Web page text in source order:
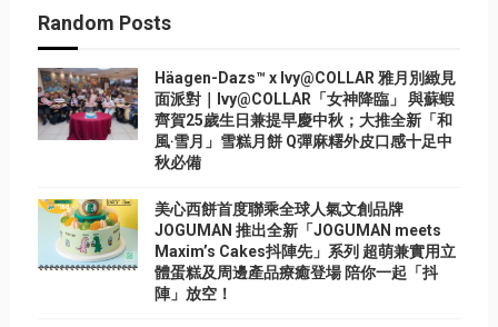
Random Posts
Häagen-Dazs™ x Ivy@COLLAR 雅月別緻見
面派對｜Ivy@COLLAR「女神降臨」 與蘇蝦
齊賀25歲生日兼提早慶中秋；大推全新「和
風‧雪月」雪糕月餅 Q彈麻糬外皮口感十足中
秋必備
美心西餅首度聯乘全球人氣文創品牌
JOGUMAN 推出全新「JOGUMAN meets
Maxim’s Cakes抖陣先」系列 超萌兼實用立
體蛋糕及周邊產品療癒登場 陪你一起「抖
陣」放空！